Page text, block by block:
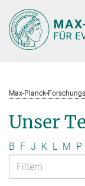
Hauptinhalt
Max-Planck-
Unser
B F J K L M P